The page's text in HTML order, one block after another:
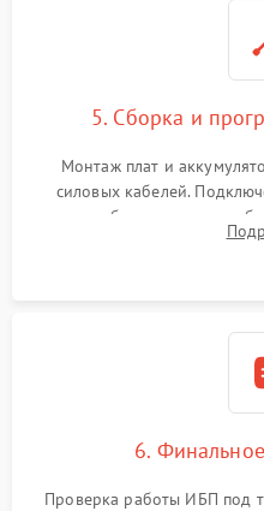
5. Сборка и
Монтаж плат и
силовых кабелей.
калибровки констант
срабатывания AVR и
6.
Проверка работы ИБП под